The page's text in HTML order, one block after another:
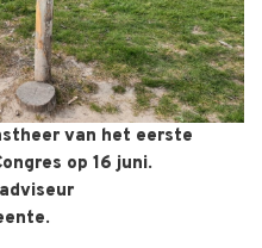
van het eerste
op 16 juni.